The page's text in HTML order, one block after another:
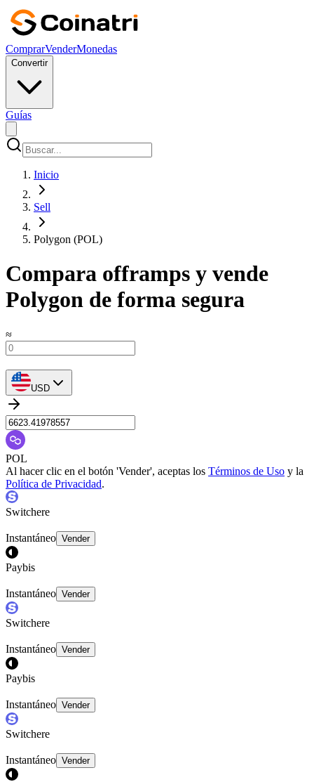
ComprarVenderMonedas
Convertir
Guías
Inicio
Sell
Polygon (POL)
Compara offramps y vende
Polygon de forma segura
≈
USD
POL
Al hacer clic en el botón 'Vender', aceptas los Términos de Uso y la
Política de Privacidad.
Switchere
Instantáneo Vender
Paybis
Instantáneo Vender
Switchere
Instantáneo Vender
Paybis
Instantáneo Vender
Switchere
Instantáneo Vender